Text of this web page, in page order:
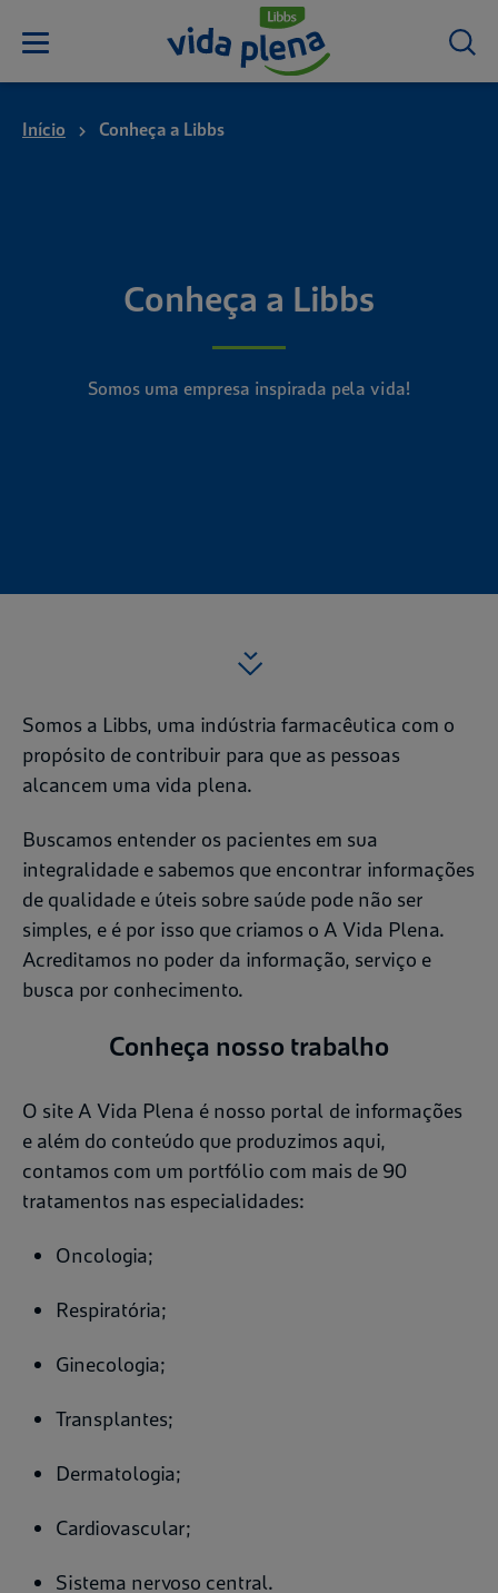
Início Conheça a Libbs
Conheça a Libbs
Somos uma empresa inspirada pela vida!
Somos a Libbs, uma indústria farmacêutica com o
propósito de contribuir para que as pessoas
alcancem uma vida plena.
Buscamos entender os pacientes em sua
integralidade e sabemos que encontrar informações
de qualidade e úteis sobre saúde pode não ser
simples, e é por isso que criamos o A Vida Plena.
Acreditamos no poder da informação, serviço e
busca por conhecimento.
Conheça nosso trabalho
O site A Vida Plena é nosso portal de informações
e além do conteúdo que produzimos aqui,
contamos com um portfólio com mais de 90
tratamentos nas especialidades:
Oncologia;
Respiratória;
Ginecologia;
Transplantes;
Dermatologia;
Cardiovascular;
Sistema nervoso central.